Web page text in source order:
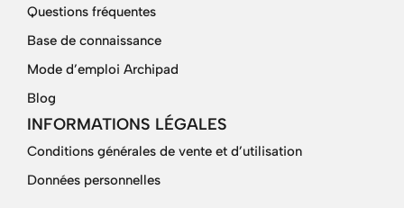
Questions fréquentes
Base de connaissance
Mode d’emploi Archipad
Blog
INFORMATIONS LÉGALES
Conditions générales de vente et d’utilisation
Données personnelles